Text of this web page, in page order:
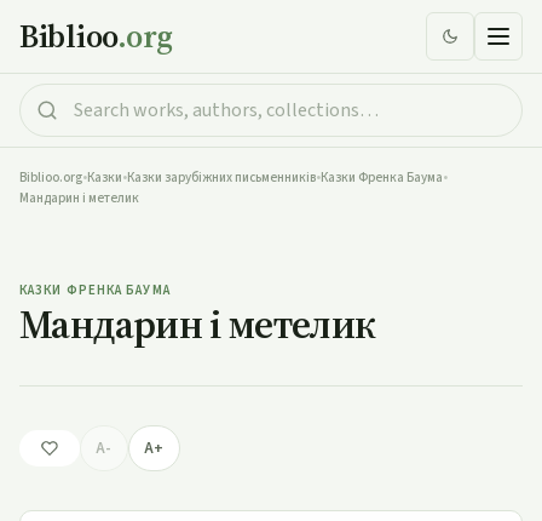
Biblioo.org
Biblioo.org•Казки•Казки зарубіжних письменників•Казки Френка Баума•
Мандарин і метелик
КАЗКИ ФРЕНКА БАУМА
Мандарин і метелик
A- A+